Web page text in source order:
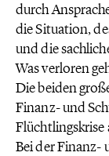
durch
die Situation,
und die
Was verloren
Die beiden
Finanz- und
Flüchtlingskrise
Bei der Finanz-